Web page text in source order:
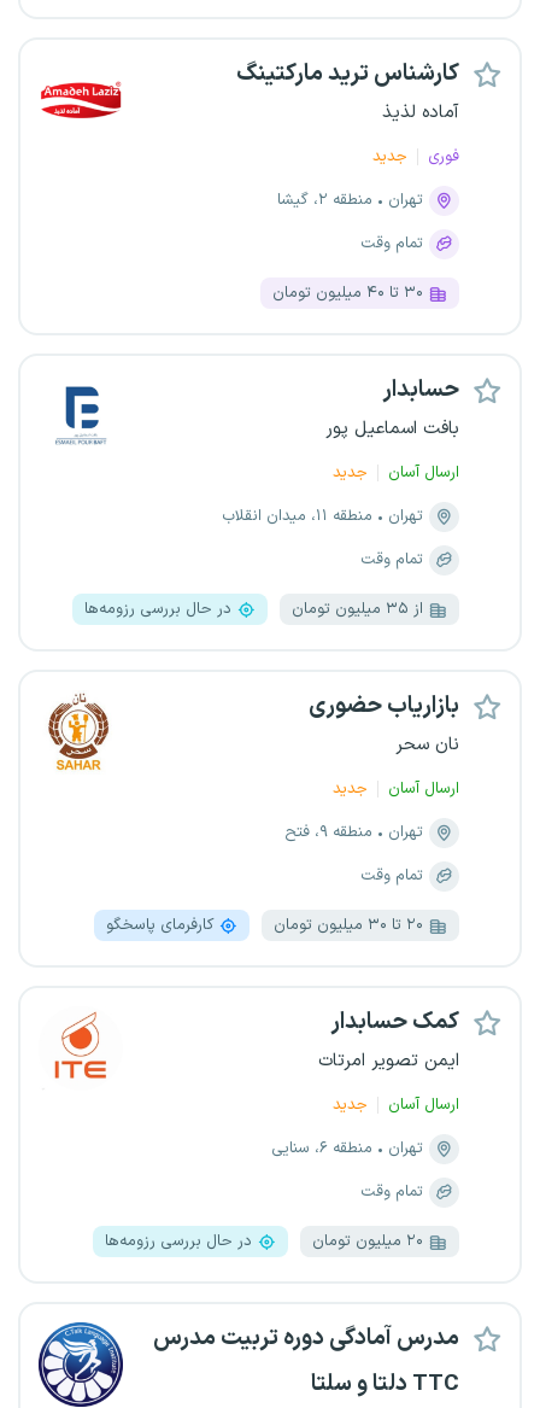
کارشناس ترید مارکتینگ
آماده لذیذ
فوری
جدید
تهران
منطقه ۲، گیشا
تمام وقت
۳۰ تا ۴۰ میلیون تومان
حسابدار
بافت اسماعیل پور
ارسال آسان
جدید
تهران
منطقه ۱۱، میدان انقلاب
تمام وقت
از ۳۵ میلیون تومان در حال بررسی رزومه‌ها
بازاریاب حضوری
نان سحر
ارسال آسان
جدید
تهران
منطقه ۹، فتح
تمام وقت
۲۰ تا ۳۰ میلیون تومان کارفرمای پاسخگو
کمک حسابدار
ایمن تصویر امرتات
ارسال آسان
جدید
تهران
منطقه ۶، سنایی
تمام وقت
۲۰ میلیون تومان در حال بررسی رزومه‌ها
مدرس آمادگی دوره تربیت مدرس
TTC دلتا و سلتا